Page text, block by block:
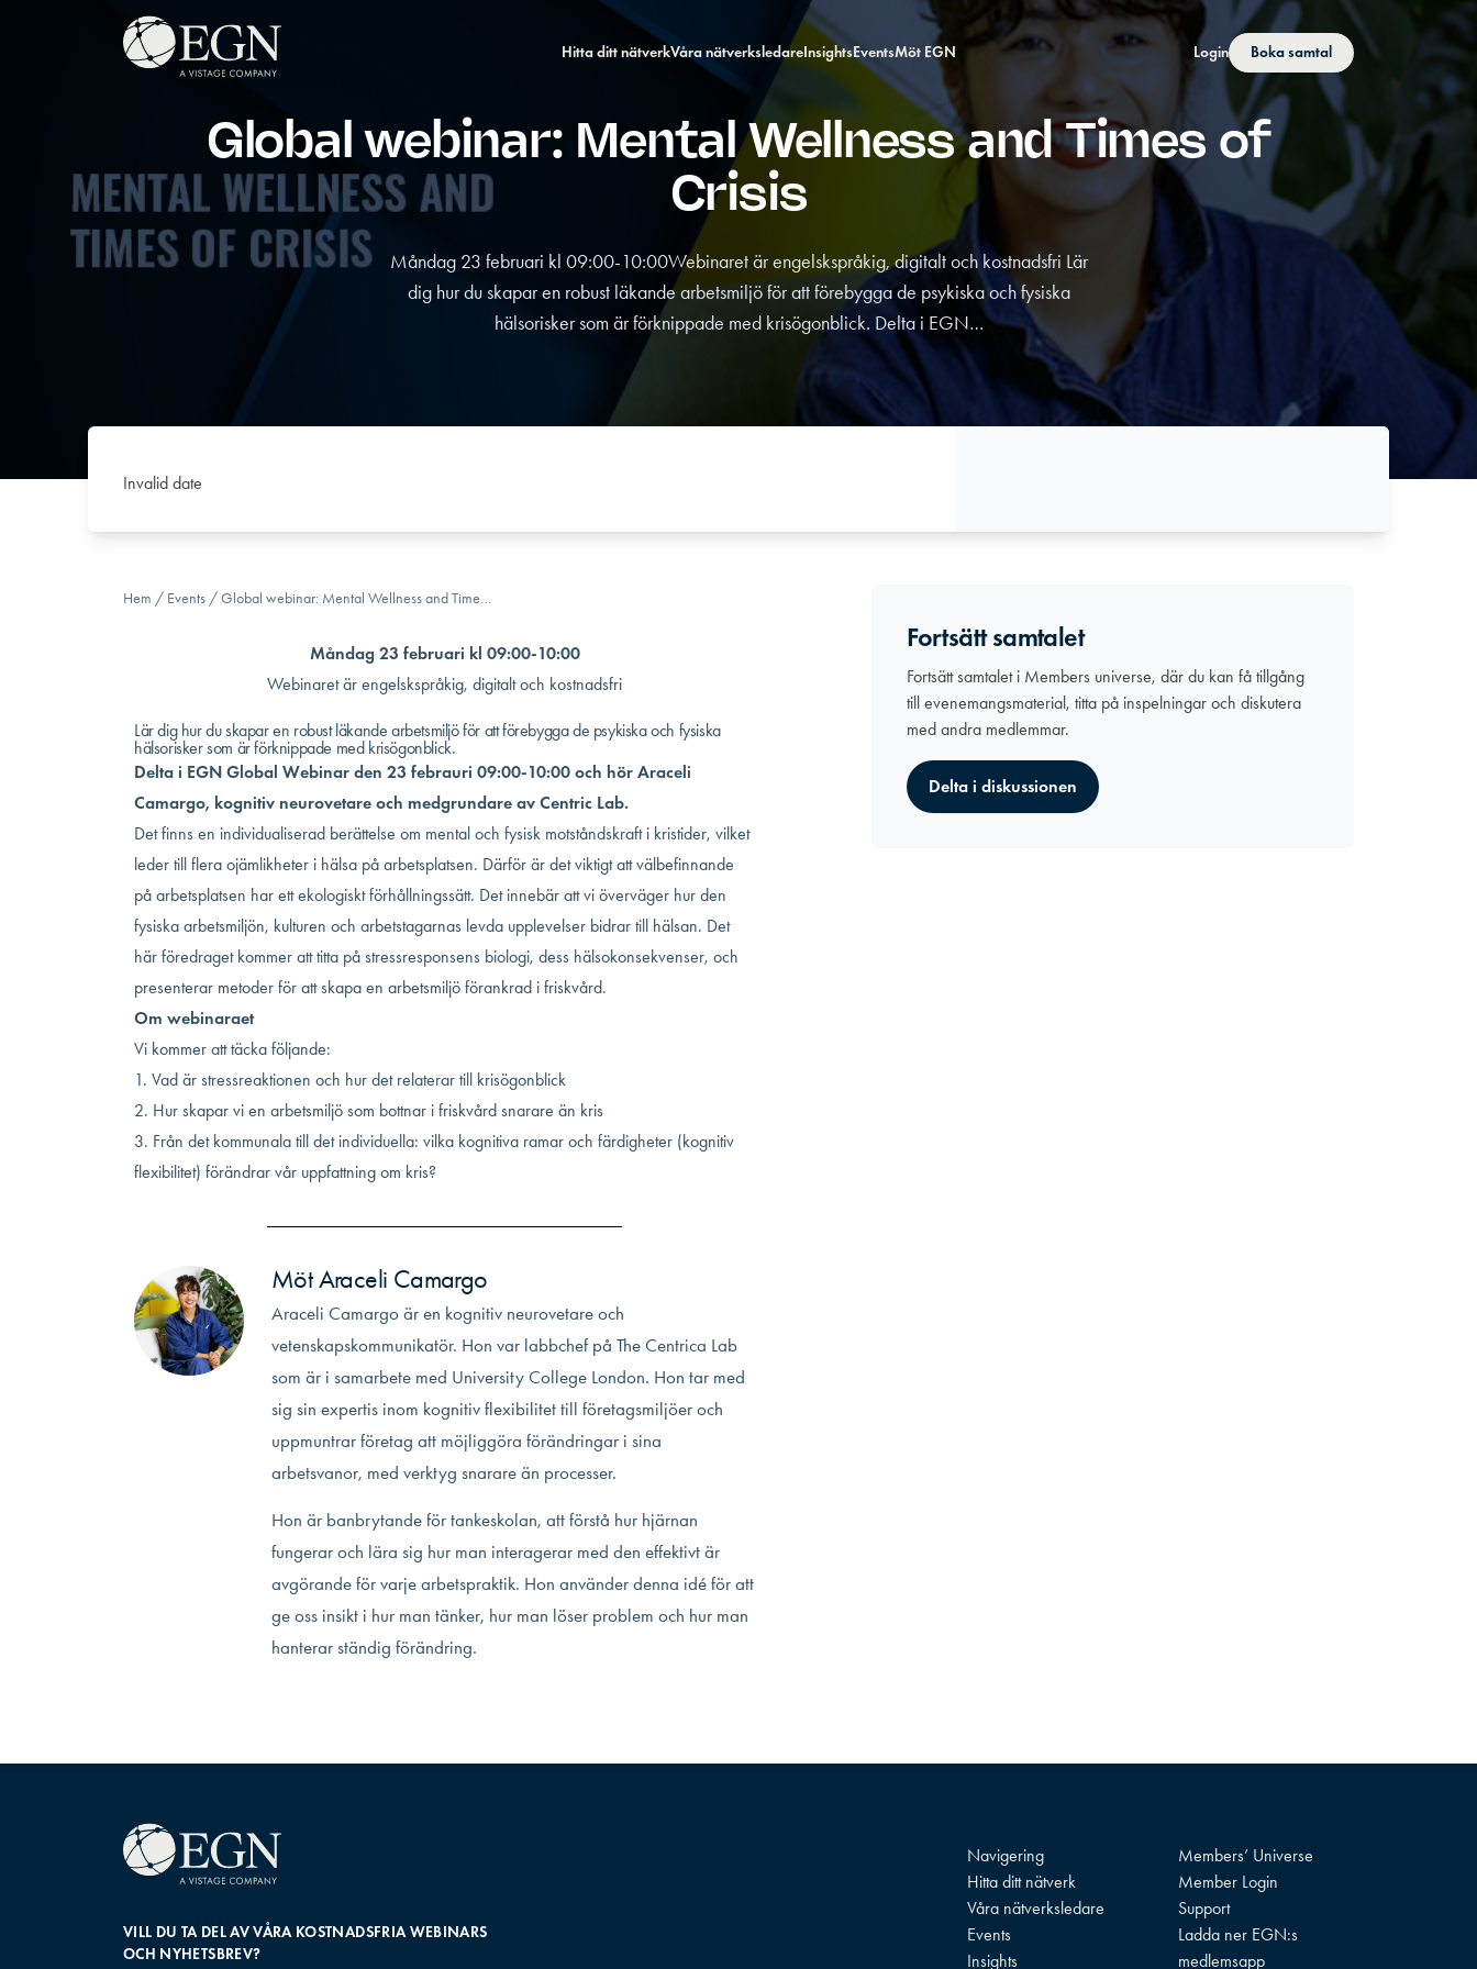
Executives' Global Network
Hitta ditt nätverkVåra nätverksledareInsightsEventsMöt EGN Login Boka samtal
Global webinar: Mental Wellness and Times of
Crisis
Måndag 23 februari kl 09:00-10:00Webinaret är engelskspråkig, digitalt och kostnadsfri Lär
dig hur du skapar en robust läkande arbetsmiljö för att förebygga de psykiska och fysiska
hälsorisker som är förknippade med krisögonblick. Delta i EGN…
Invalid date
Hem / Events /Global webinar: Mental Wellness and Time…
Måndag 23 februari kl 09:00-10:00
Webinaret är engelskspråkig, digitalt och kostnadsfri
Lär dig hur du skapar en robust läkande arbetsmiljö för att förebygga de psykiska och fysiska
hälsorisker som är förknippade med krisögonblick.
Delta i EGN Global Webinar den 23 febrauri 09:00-10:00 och hör Araceli
Camargo, kognitiv neurovetare och medgrundare av Centric Lab.
Det finns en individualiserad berättelse om mental och fysisk motståndskraft i kristider, vilket
leder till flera ojämlikheter i hälsa på arbetsplatsen. Därför är det viktigt att välbefinnande
på arbetsplatsen har ett ekologiskt förhållningssätt. Det innebär att vi överväger hur den
fysiska arbetsmiljön, kulturen och arbetstagarnas levda upplevelser bidrar till hälsan. Det
här föredraget kommer att titta på stressresponsens biologi, dess hälsokonsekvenser, och
presenterar metoder för att skapa en arbetsmiljö förankrad i friskvård.
Om webinaraet
Vi kommer att täcka följande:
1. Vad är stressreaktionen och hur det relaterar till krisögonblick
2. Hur skapar vi en arbetsmiljö som bottnar i friskvård snarare än kris
3. Från det kommunala till det individuella: vilka kognitiva ramar och färdigheter (kognitiv
flexibilitet) förändrar vår uppfattning om kris?
Möt Araceli Camargo
Araceli Camargo är en kognitiv neurovetare och
vetenskapskommunikatör. Hon var labbchef på The Centrica Lab
som är i samarbete med University College London. Hon tar med
sig sin expertis inom kognitiv flexibilitet till företagsmiljöer och
uppmuntrar företag att möjliggöra förändringar i sina
arbetsvanor, med verktyg snarare än processer.
Hon är banbrytande för tankeskolan, att förstå hur hjärnan
fungerar och lära sig hur man interagerar med den effektivt är
avgörande för varje arbetspraktik. Hon använder denna idé för att
ge oss insikt i hur man tänker, hur man löser problem och hur man
hanterar ständig förändring.
Fortsätt samtalet
Fortsätt samtalet i Members universe, där du kan få tillgång
till evenemangsmaterial, titta på inspelningar och diskutera
med andra medlemmar.
Delta i diskussionen
VILL DU TA DEL AV VÅRA KOSTNADSFRIA WEBINARS
OCH NYHETSBREV?
Navigering
Hitta ditt nätverk
Våra nätverksledare
Events
Insights
Members’ Universe
Member Login
Support
Ladda ner EGN:s
medlemsapp